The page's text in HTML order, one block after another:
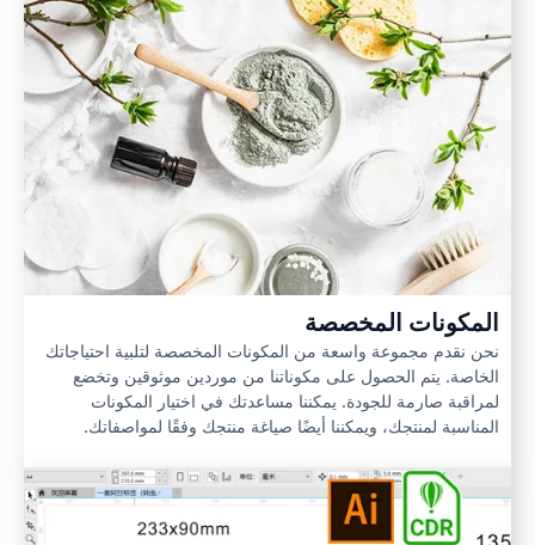
المكونات المخصصة
نحن نقدم مجموعة واسعة من المكونات المخصصة لتلبية احتياجاتك
الخاصة. يتم الحصول على مكوناتنا من موردين موثوقين وتخضع
لمراقبة صارمة للجودة. يمكننا مساعدتك في اختيار المكونات
المناسبة لمنتجك، ويمكننا أيضًا صياغة منتجك وفقًا لمواصفاتك.